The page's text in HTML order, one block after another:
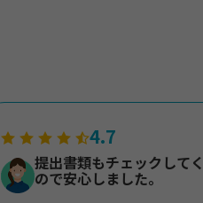
4.7
提出書類もチェックして
ので安心しました。